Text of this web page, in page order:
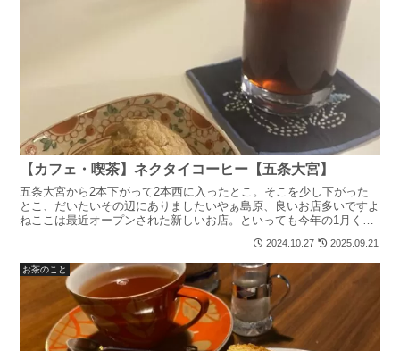
【カフェ・喫茶】ネクタイコーヒー【五条大宮】
五条大宮から2本下がって2本西に入ったとこ。そこを少し下がった
とこ、だいたいその辺にありましたいやぁ島原、良いお店多いですよ
ねここは最近オープンされた新しいお店。といっても今年の1月くら
2024.10.27 2025.09.21
お茶のこと